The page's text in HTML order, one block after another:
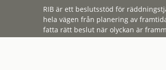
RIB är ett beslutsstöd för
hela vägen från planering av
fatta rätt beslut när olyckan är